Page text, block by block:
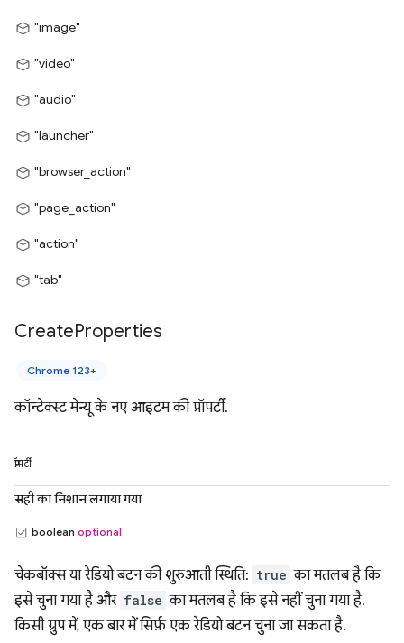
"image"
"video"
"audio"
"launcher"
"browser_action"
"page_action"
"action"
"tab"
CreateProperties
Chrome 123+
कॉन्टेक्स्ट मेन्यू के नए आइटम की प्रॉपर्टी.
प्रॉपर्टी
सही का निशान लगाया गया
boolean optional
चेकबॉक्स या रेडियो बटन की शुरुआती स्थिति: true का मतलब है कि
इसे चुना गया है और false का मतलब है कि इसे नहीं चुना गया है.
किसी ग्रुप में, एक बार में सिर्फ़ एक रेडियो बटन चुना जा सकता है.